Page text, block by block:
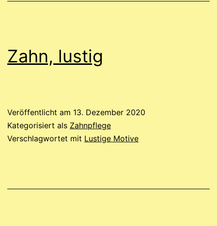
Zahn, lustig
Veröffentlicht am 13. Dezember 2020
Kategorisiert als Zahnpflege
Verschlagwortet mit Lustige Motive